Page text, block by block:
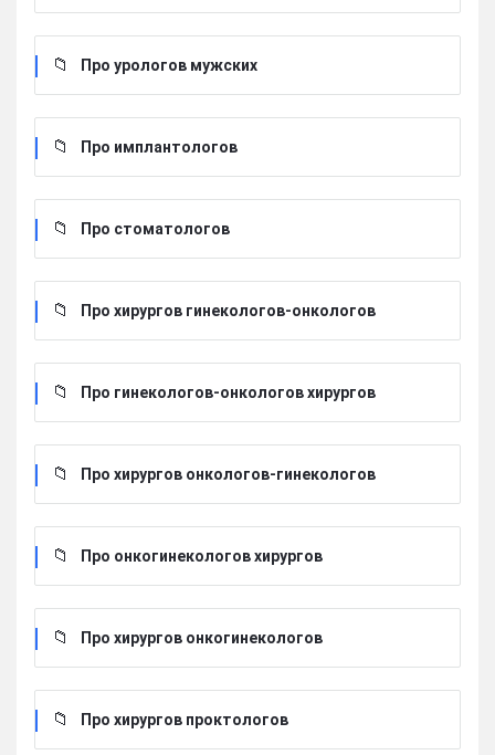
Про урологов мужских
Про имплантологов
Про стоматологов
Про хирургов гинекологов-онкологов
Про гинекологов-онкологов хирургов
Про хирургов онкологов-гинекологов
Про онкогинекологов хирургов
Про хирургов онкогинекологов
Про хирургов проктологов